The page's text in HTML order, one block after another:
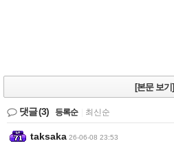
[본문 보기]
댓글(3) 등록순 최신순
taksaka 26-06-08 23:53